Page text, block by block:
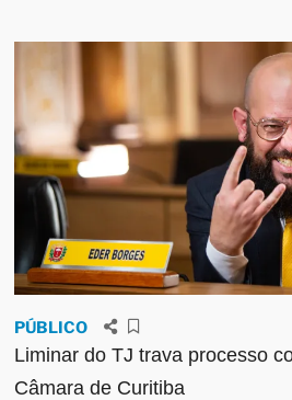
PÚBLICO
Liminar do TJ trava processo
Câmara de Curitiba